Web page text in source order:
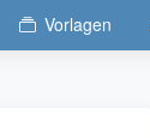
Vorlagen